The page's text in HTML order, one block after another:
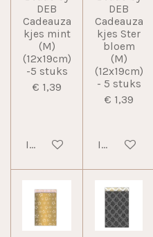
DEB
Cadeauza
kjes mint
(M)
(12x19cm)
-5 stuks
€ 1,39
In winkelwagen
DEB
Cadeauza
kjes Ster
bloem
(M)
(12x19cm)
- 5 stuks
€ 1,39
In